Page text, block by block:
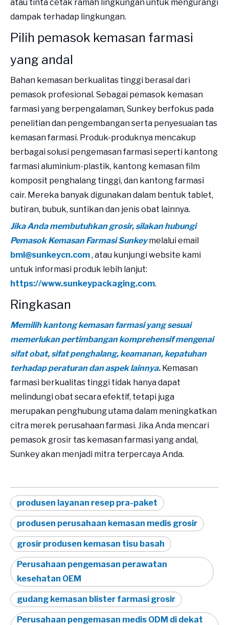
atau tinta cetak ramah lingkungan untuk mengurangi
dampak terhadap lingkungan.
Pilih pemasok kemasan farmasi
yang andal
Bahan kemasan berkualitas tinggi berasal dari
pemasok profesional. Sebagai pemasok kemasan
farmasi yang berpengalaman, Sunkey berfokus pada
penelitian dan pengembangan serta penyesuaian tas
kemasan farmasi. Produk-produknya mencakup
berbagai solusi pengemasan farmasi seperti kantong
farmasi aluminium-plastik, kantong kemasan film
komposit penghalang tinggi, dan kantong farmasi
cair. Mereka banyak digunakan dalam bentuk tablet,
butiran, bubuk, suntikan dan jenis obat lainnya.
Jika Anda membutuhkan grosir, silakan hubungi
Pemasok Kemasan Farmasi Sunkeymelalui email
bml@sunkeycn.com, atau kunjungi website kami
untuk informasi produk lebih lanjut:
https://www.sunkeypackaging.com.
Ringkasan
Memilih kantong kemasan farmasi yang sesuai
memerlukan pertimbangan komprehensif mengenai
sifat obat, sifat penghalang, keamanan, kepatuhan
terhadap peraturan dan aspek lainnya. Kemasan
farmasi berkualitas tinggi tidak hanya dapat
melindungi obat secara efektif, tetapi juga
merupakan penghubung utama dalam meningkatkan
citra merek perusahaan farmasi. Jika Anda mencari
pemasok grosir tas kemasan farmasi yang andal,
Sunkey akan menjadi mitra terpercaya Anda.
produsen layanan resep pra-paket
produsen perusahaan kemasan medis grosir
grosir produsen kemasan tisu basah
Perusahaan pengemasan perawatan
kesehatan OEM
gudang kemasan blister farmasi grosir
Perusahaan pengemasan medis ODM di dekat